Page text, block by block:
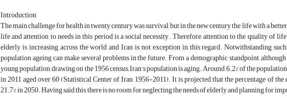
Introduction
The main challenge for health in twenty century was survival, but in the new century the life with a
life and attention to needs in this period is a social necessity. Therefore, attention to the quality of
elderly is increasing across the world and Iran is not exception in this regard. Notwithstanding
population ageing can make several problems in the future. From a demographic standpoint,
young population, drawing on the 1956 census, Iran’s population is aging. Around 6.2% of the population
in 2011 aged over 60 (Statistical Center of Iran, 1956-2011). It is projected that the percentage of
21.7% in 2050. Having said this, there is no room for neglecting the needs of elderly and planning for